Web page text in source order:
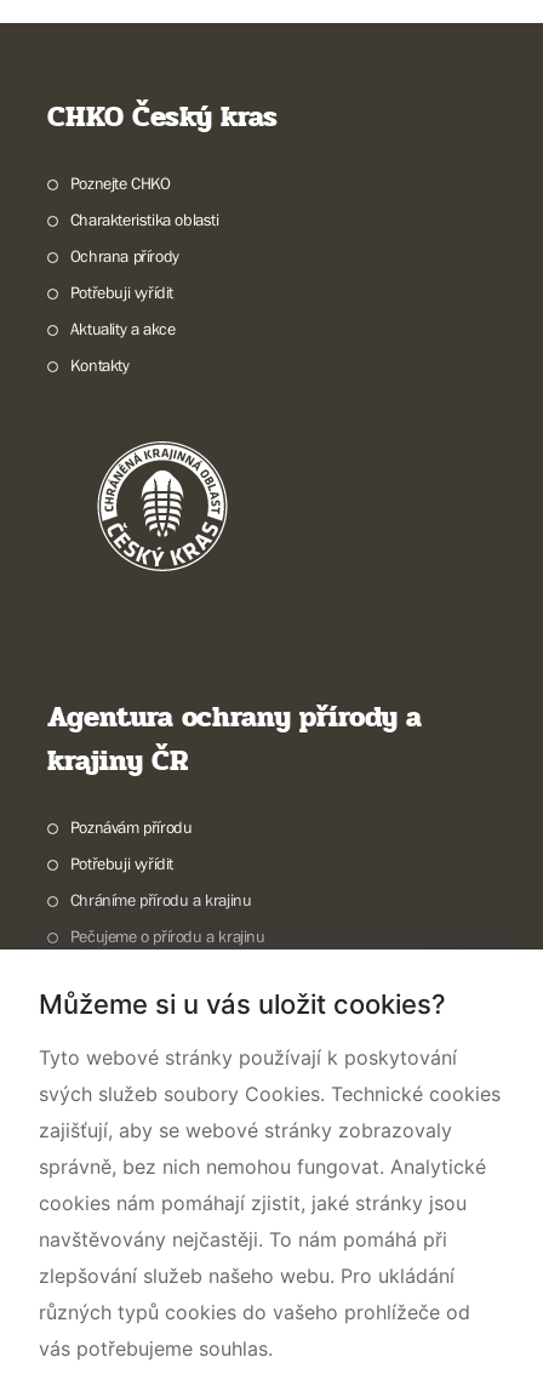
CHKO Český kras
Poznejte CHKO
Charakteristika oblasti
Ochrana přírody
Potřebuji vyřídit
Aktuality a akce
Kontakty
Agentura ochrany přírody a
krajiny ČR
Poznávám přírodu
Potřebuji vyřídit
Chráníme přírodu a krajinu
Pečujeme o přírodu a krajinu
O nás
Můžeme si u vás uložit cookies?
Tyto webové stránky používají k poskytování
svých služeb soubory Cookies. Technické cookies
zajišťují, aby se webové stránky zobrazovaly
správně, bez nich nemohou fungovat. Analytické
cookies nám pomáhají zjistit, jaké stránky jsou
navštěvovány nejčastěji. To nám pomáhá při
zlepšování služeb našeho webu. Pro ukládání
různých typů cookies do vašeho prohlížeče od
vás potřebujeme souhlas.